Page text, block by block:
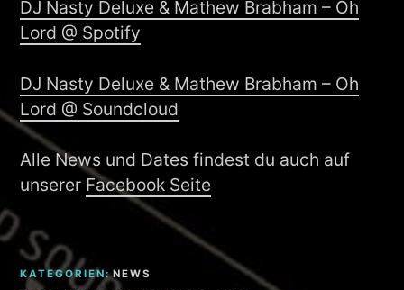
DJ Nasty Deluxe & Mathew Brabham – Oh
Lord @ Spotify
DJ Nasty Deluxe & Mathew Brabham – Oh
Lord @ Soundcloud
Alle News und Dates findest du auch auf
unserer Facebook Seite
KATEGORIEN: NEWS